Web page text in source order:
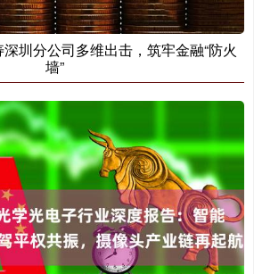
圳分公司多维出击，筑牢金融“防火
墙”